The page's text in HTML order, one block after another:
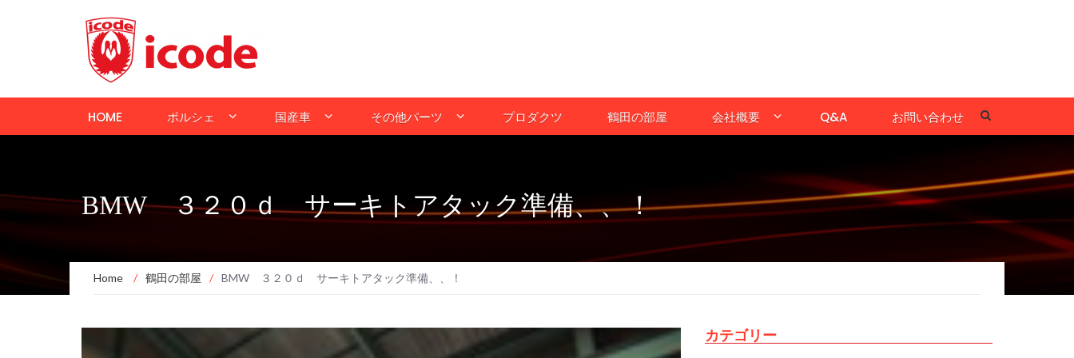
HOME ポルシェ 国産車 その他パーツ プロダクツ 鶴田の部屋 会社概要 Q&A お問い合わせ
BMW ３２０ｄ サーキトアタック準備、、！
Home / 鶴田の部屋 / BMW ３２０ｄ サーキトアタック準備、、！
カテゴリー